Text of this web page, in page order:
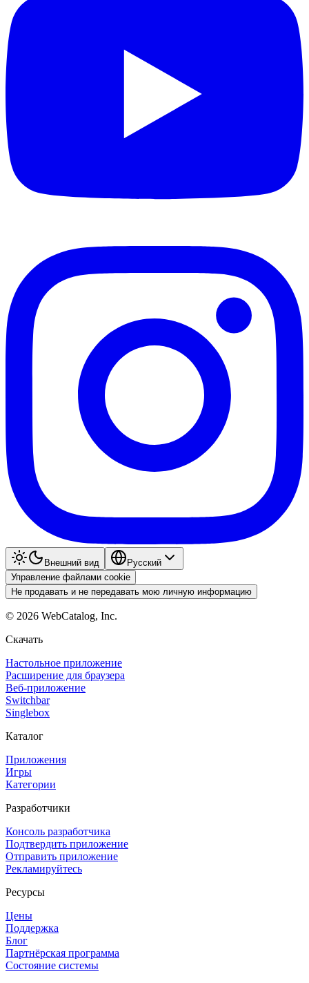
Внешний вид
Pyccкий
Управление файлами cookie
Не продавать и не передавать мою личную информацию
© 2026 WebCatalog, Inc.
Скачать
Настольное приложение
Расширение для браузера
Веб-приложение
Switchbar
Singlebox
Каталог
Приложения
Игры
Категории
Разработчики
Консоль разработчика
Подтвердить приложение
Отправить приложение
Рекламируйтесь
Ресурсы
Цены
Поддержка
Блог
Партнёрская программа
Состояние системы